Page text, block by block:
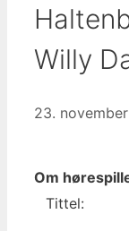
Willy
23.
Om
Tittel: